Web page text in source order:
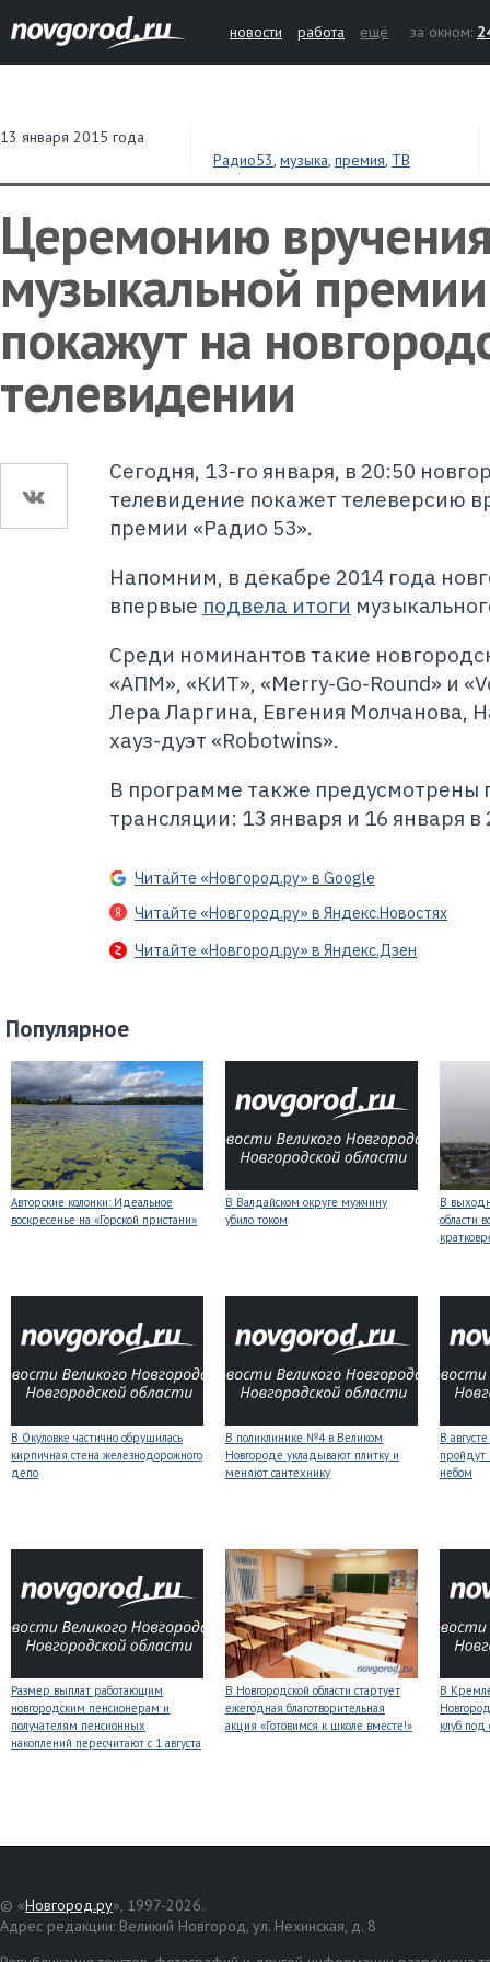
новости работа ещё за окном:
13 января 2015 года
Радио53, музыка, премия, ТВ
Церемонию
музыкальной
покажут на
телевидении
Сегодня, 13-го января, в 20:50
телевидение покажет телеверсию
премии «Радио 53».
Напомним, в декабре 2014 года
впервые подвела итоги
Среди номинантов такие
«АПМ», «КИТ», «Merry-Go-Round» и
Лера Ларгина, Евгения Молчанова,
хауз-дуэт «Robotwins».
В программе также предусмотрены
трансляции: 13 января и 16 января
Читайте «Новгород.ру» в Google
Читайте «Новгород.ру» в Яндекс.Новостях
Читайте «Новгород.ру» в Яндекс.Дзен
Популярное
Авторские колонки: Идеальное
воскресенье на «Горской пристани»
В Валдайском округе мужчину
убило током
В
области
В Окуловке частично обрушилась
кирпичная стена железнодорожного
депо
В поликлинике №4 в Великом
Новгороде укладывают плитку и
меняют сантехнику
В
небом
Размер выплат работающим
новгородским пенсионерам и
получателям пенсионных
накоплений пересчитают с 1 августа
В Новгородской области стартует
ежегодная благотворительная
акция «Готовимся к школе вместе!»
В
клуб
© «Новгород.ру», 1997-2026.
Адрес редакции: Великий Новгород, ул. Нехинская, д. 8